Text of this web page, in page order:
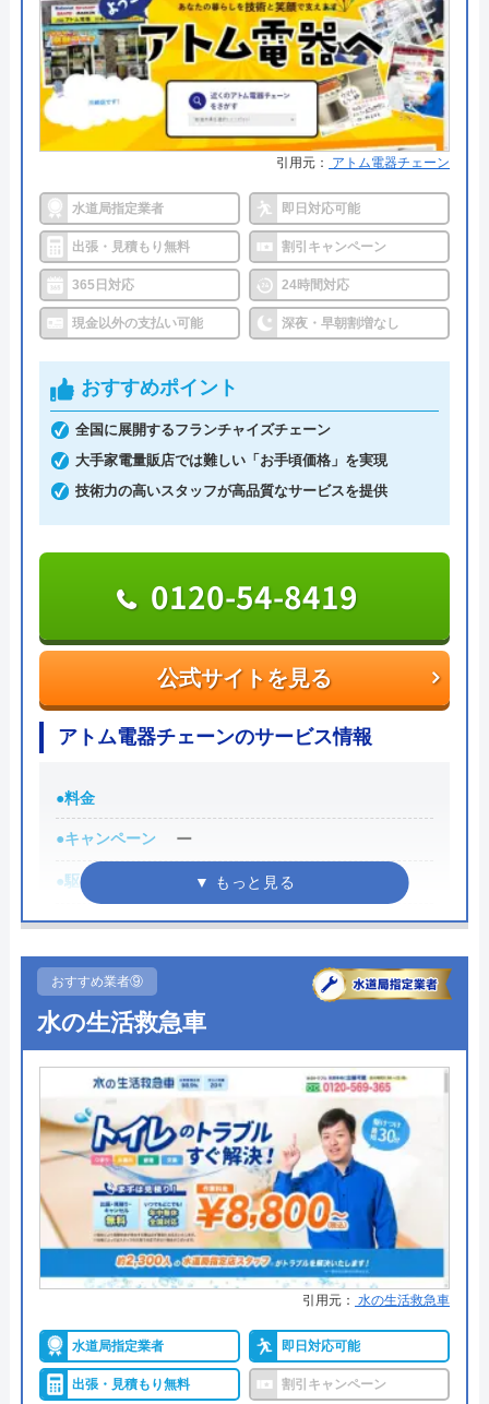
トイレDrは、スタッフのサービス面に力を入れ「お
客様目線」を第一に考えている業者です。
水回りトラブルの対応に加えてライフスタイル等の
様々な話をしたうえで、お客様に合った提案を行っ
さらに、施工からアフターメンテナンスまで同じ担
当者が担当するため、長期的に安心して依頼するこ
とができるといえるでしょう。
出張費・見積もり・相談・点検も無料のほか、他社
で施工したものもアフターサービスの対象になる点
も、非常に良心的です。
トイレDrは「お客様目線」ならではのサービスが多
く、安心して依頼できる業者です。
0120-190-084
トイレDrのクチコミ on
5（1件のクチコミ）
2 年前
トイレがつまり困っている時に助けていただ
きました。知識と経験を元にした正にプロの
お仕事とお見受けしました。作業前に説明と
見積提示が徹底され、成功報酬であることも
安心してお任せできました。トイレは修理後
も快適に使用できています。祝日にも関わら
ずすぐに来ていただき、本当にありがとうご
ざいました。また何か起きたときにはすぐに
ご相談させてください。
Googleクチコミを見る
引用元： アトム電器チェーン
水道局指定業者 即日対応可能
出張・見積もり無料 割引キャンペーン
365日対応 24時間対応
現金以外の支払い可能 深夜・早朝割増なし
おすすめポイント
全国に展開するフランチャイズチェーン
大手家電量販店では難しい「お手頃価格」を実現
技術力の高いスタッフが高品質なサービスを提供
公式サイトを見る
0120-54-8419
アトム電器チェーンのサービス情報
●料金
●キャンペーン ー
●駆けつけ時間
●受付時間 店舗によって異なる
●定休日 店舗によって異なる
●出張見積もり ー
●支払い方法 ー
●累計実績 ー
●保証・保険 ー
詳細は公式HPでご確認ください
アトム電器チェーンがおすすめの理由
アトム電器チェーンは、全国展開を果たしている
す。給湯器の設置にも対応していますが、全国に店
舗があるため各店舗の営業時間、定休日が異なりま
おすすめ業者⑨
水の生活救急車
引用元： 水の生活救急車
水道局指定業者 即日対応可能
出張・見積もり無料 割引キャンペーン